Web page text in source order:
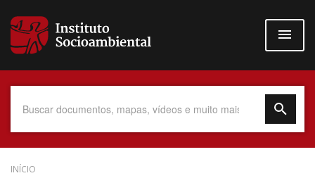
para
conteúdo
Data do Documento
INÍCIO